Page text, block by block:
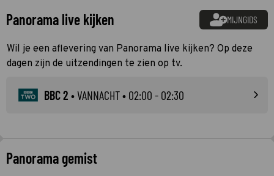
Panorama live kijken MIJNGIDS
Wil je een aflevering van Panorama live kijken? Op deze
dagen zijn de uitzendingen te zien op tv.
BBC 2 •VANNACHT• 02:00 - 02:30
Panorama gemist